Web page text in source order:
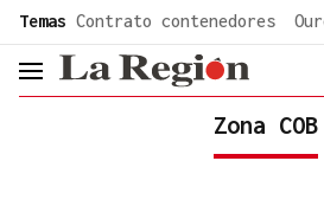
Temas Contrato contenedores
header.menu.open
Zona COB